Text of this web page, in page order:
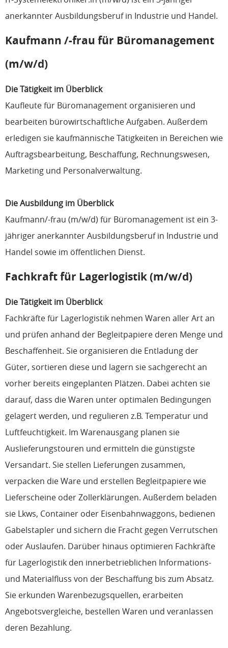
anerkannter Ausbildungsberuf in Industrie und Handel.
Kaufmann /-frau für Büromanagement
(m/w/d)
Die Tätigkeit im Überblick
Kaufleute für Büromanagement organisieren und
bearbeiten bürowirtschaftliche Aufgaben. Außerdem
erledigen sie kaufmännische Tätigkeiten in Bereichen wie
Auftragsbearbeitung, Beschaffung, Rechnungswesen,
Marketing und Personalverwaltung.
Die Ausbildung im Überblick
Kaufmann/-frau (m/w/d) für Büromanagement ist ein 3-
jähriger anerkannter Ausbildungsberuf in Industrie und
Handel sowie im öffentlichen Dienst.
Fachkraft für Lagerlogistik (m/w/d)
Die Tätigkeit im Überblick
Fachkräfte für Lagerlogistik nehmen Waren aller Art an
und prüfen anhand der Begleitpapiere deren Menge und
Beschaffenheit. Sie organisieren die Entladung der
Güter, sortieren diese und lagern sie sachgerecht an
vorher bereits eingeplanten Plätzen. Dabei achten sie
darauf, dass die Waren unter optimalen Bedingungen
gelagert werden, und regulieren z.B. Temperatur und
Luftfeuchtigkeit. Im Warenausgang planen sie
Auslieferungstouren und ermitteln die günstigste
Versandart. Sie stellen Lieferungen zusammen,
verpacken die Ware und erstellen Begleitpapiere wie
Lieferscheine oder Zollerklärungen. Außerdem beladen
sie Lkws, Container oder Eisenbahnwaggons, bedienen
Gabelstapler und sichern die Fracht gegen Verrutschen
oder Auslaufen. Darüber hinaus optimieren Fachkräfte
für Lagerlogistik den innerbetrieblichen Informations-
und Materialfluss von der Beschaffung bis zum Absatz.
Sie erkunden Warenbezugsquellen, erarbeiten
Angebotsvergleiche, bestellen Waren und veranlassen
deren Bezahlung.